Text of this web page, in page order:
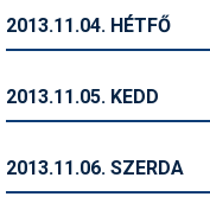
Kerékpár
2013.11.04. HÉTFŐ
2013.11.05. KEDD
2013.11.06. SZERDA